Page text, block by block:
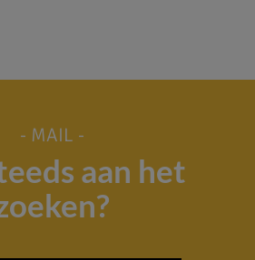
- MAIL -
aan het